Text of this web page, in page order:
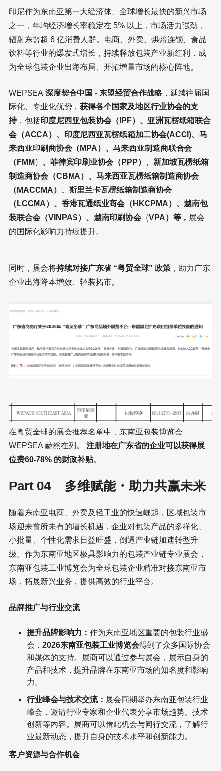
印尼作为东南亚第一大经济体、全球增长最快的新兴市场
之一，年均经济增长率稳定在 5% 以上，市场活力强劲，
辐射东盟超 6 亿消费人群。电商、外卖、烘焙连锁、食品
饮料等行业的爆发式增长，持续释放包装产业新红利，成
为全球包装企业出海布局、开拓增量市场的核心阵地。
WEPSEA 深度契合中国 - 东盟经贸合作战略，延续往届国
际化、专业化优势， 获得各个国家及地区行业协会的支
持，包括印度尼西亚包装协会（IPF）、亚洲瓦楞纸箱联合
会（ACCA）、印度尼西亚瓦楞纸箱加工协会(ACCI)、马
来西亚印刷商协会（MPA）、马来西亚制造商联合会
（FMM）、菲律宾印刷业协会（PPP）、新加坡瓦楞纸箱
制造商协会（CBMA）、马来西亚瓦楞纸箱制造商协会
（MACCMA）、斯里兰卡瓦楞纸箱制造商协会
（LCCMA）、香港瓦通纸业商会（HKCPMA）、越南包
装联合会（VINPAS）、越南印刷协会（VPA）等， 展会
的国际化影响力持续提升。
同时，展会将持续对接广东省 “粤贸全球” 政策 ，助力广东
企业出海降本增效、轻装拓市。
在粵贸全球的展会推荐名单中，东南亚包装博览会
WEPSEA 赫然在列。 注册地在广东省的企业可以获得展
位费60-78% 的财政补贴。
Part 04 多维赋能・助力共赢未来
随着东南亚电商、外卖及轻工业的快速崛起，区域包装市
场迎来前所未有的增长机遇，企业对包装产品的多样化、
小批量、个性化需求日益旺盛，倒逼产业链加速转型升
级。作为东南亚地区极具影响力的包装产业链专业展会，
东南亚包装工业博览会为全球包装企业精准对接东南亚市
场，拓展新兴业务，提供高效的行业平台。
品牌推广与行业交流
提升品牌影响力： 作为东南亚地区重要的包装行业盛
会， 2026东南亚包装工业博览会得到了众多国际协会
和媒体的支持。展商可以通过参与展会，展示自身的
产品和技术，提升品牌在东南亚市场的知名度和影响
力。
行业峰会与技术交流： 展会同期举办东南亚包装行业
峰会，邀请行业专家和企业代表分享市场趋势、技术
创新等内容。展商可以借此机会与同行交流，了解行
业最新动态，提升自身的技术水平和创新能力。
客户资源与合作机会